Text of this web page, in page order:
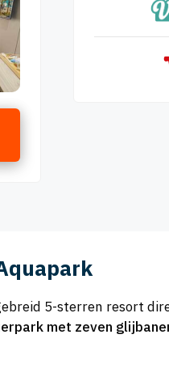
5-sterren resort
met zeven